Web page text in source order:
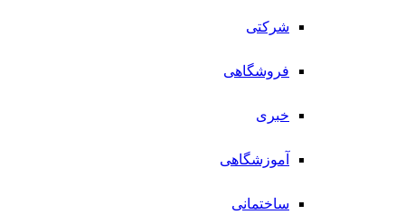
شرکتی
فروشگاهی
خبری
آموزشگاهی
ساختمانی